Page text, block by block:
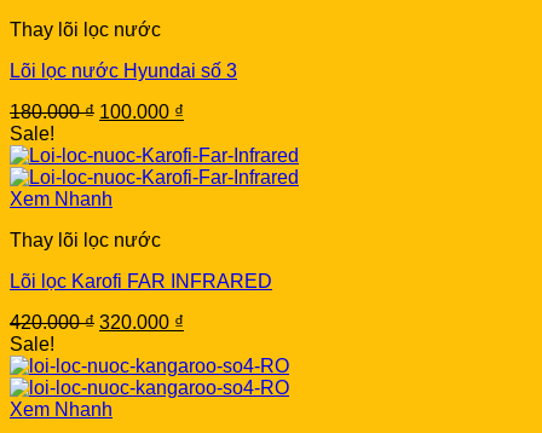
Thay lõi lọc nước
Lõi lọc nước Hyundai số 3
180.000₫ Original
was:
180.000 ₫.
100.000 ₫
is:
100.000 ₫.
Sale!
Xem Nhanh
Thay lõi lọc nước
Lõi lọc Karofi FAR INFRARED
420.000₫ Original
was:
420.000 ₫.
320.000 ₫
is:
320.000 ₫.
Sale!
Xem Nhanh